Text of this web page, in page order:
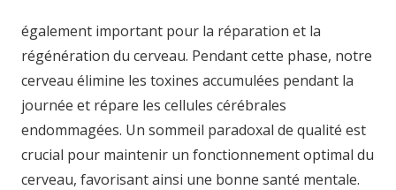
également important pour la réparation et la
régénération du cerveau. Pendant cette phase, notre
cerveau élimine les toxines accumulées pendant la
journée et répare les cellules cérébrales
endommagées. Un sommeil paradoxal de qualité est
crucial pour maintenir un fonctionnement optimal du
cerveau, favorisant ainsi une bonne santé mentale.